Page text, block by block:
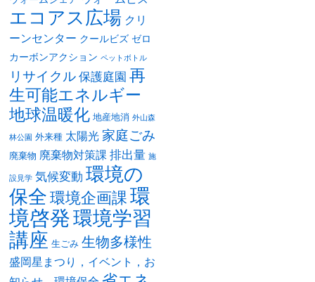
エコアス広場 クリ
ーンセンター クールビズ ゼロ
カーボンアクション ペットボトル
リサイクル 保護庭園 再
生可能エネルギー
地球温暖化 地産地消 外山森
林公園 外来種 太陽光 家庭ごみ
廃棄物 廃棄物対策課 排出量 施
設見学 気候変動 環境の
保全 環境企画課 環
境啓発環境学習
講座 生ごみ 生物多様性
盛岡星まつり，イベント，お